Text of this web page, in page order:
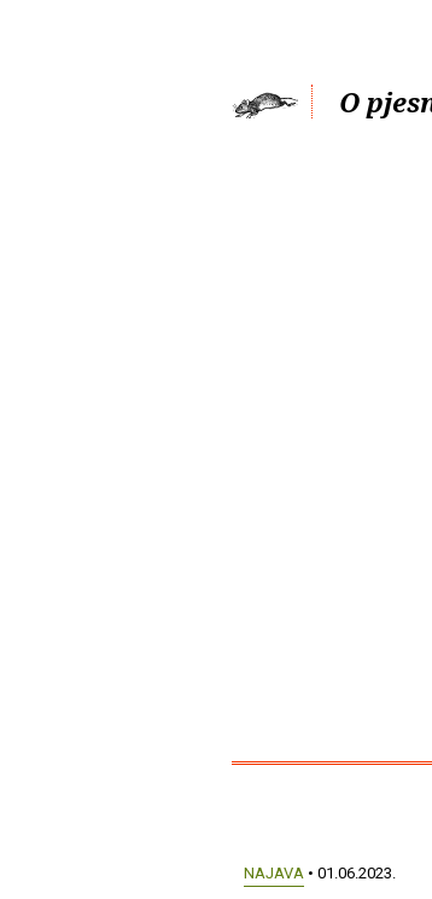
O
NAJAVA • 01.06.2023.